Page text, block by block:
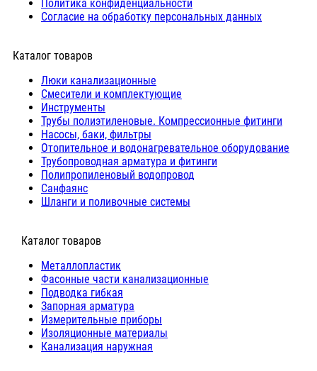
Политика конфиденциальности
Согласие на обработку персональных данных
Каталог товаров
Люки канализационные
Cмесители и комплектующие
Инструменты
Трубы полиэтиленовые. Компрессионные фитинги
Насосы, баки, фильтры
Отопительное и водонагревательное оборудование
Трубопроводная арматура и фитинги
Полипропиленовый водопровод
Санфаянс
Шланги и поливочные системы
⠀Каталог товаров
Металлопластик
Фасонные части канализационные
Подводка гибкая
Запорная арматура
Измерительные приборы
Изоляционные материалы
Канализация наружная